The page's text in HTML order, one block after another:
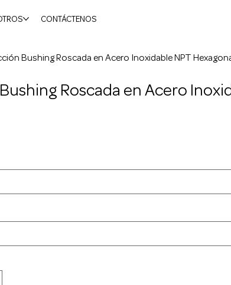
CONTÁCTENOS
Bushing Roscada en Acero Inoxidable NPT
Roscada en Acero